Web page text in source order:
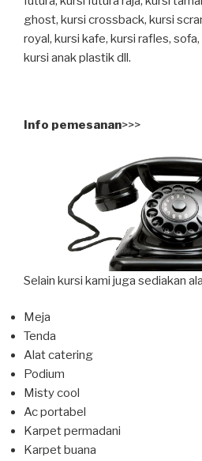
ghost, kursi crossback, kursi
royal, kursi kafe, kursi rafles,
kursi anak plastik dll.
Info pemesanan>>>
Selain kursi kami juga sediakan
Meja
Tenda
Alat catering
Podium
Misty cool
Ac portabel
Karpet permadani
Karpet buana